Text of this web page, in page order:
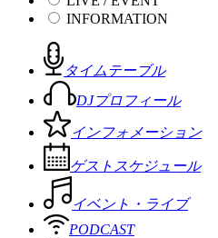
INFORMATION
タイムテーブル
DJプロフィール
インフォメーション
ゲストスケジュール
イベント・ライブ
PODCAST